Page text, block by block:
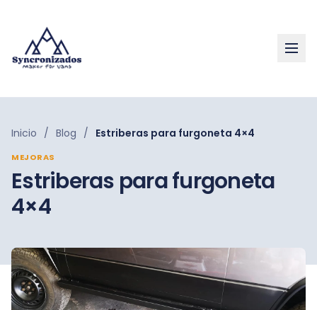
Inicio / Blog / Estriberas para furgoneta 4×4
MEJORAS
Estriberas para furgoneta
4×4